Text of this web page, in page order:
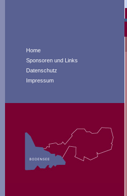
Home
Sponsoren und Links
Datenschutz
Impressum